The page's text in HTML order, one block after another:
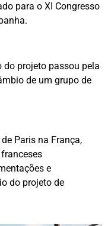
para o XI Congresso
do projeto passou pela
de um grupo de
Paris na França,
e
do projeto de